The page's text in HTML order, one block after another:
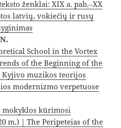
ženklai: XIX a. pab.–XX
latvių, vokiečių ir rusų
School in the Vortex
of the Beginning of the
muzikos teorijos
modernizmo verpetuose
mokyklos kūrimosi
m.) | The Peripeteias of the